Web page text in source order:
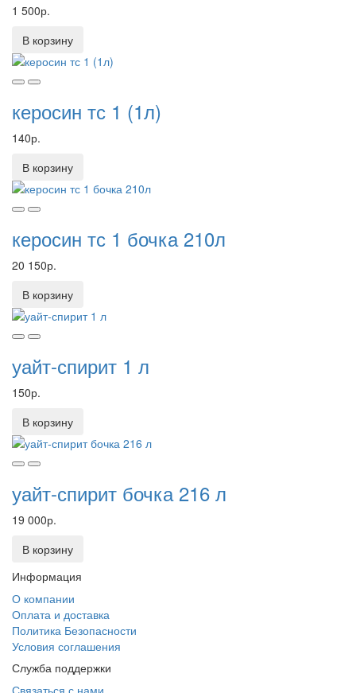
1 500р.
В корзину
керосин тс 1 (1л)
140р.
В корзину
керосин тс 1 бочка 210л
20 150р.
В корзину
уайт-спирит 1 л
150р.
В корзину
уайт-спирит бочка 216 л
19 000р.
В корзину
Информация
О компании
Оплата и доставка
Политика Безопасности
Условия соглашения
Служба поддержки